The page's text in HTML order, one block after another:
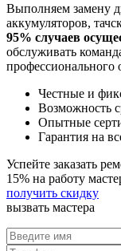
Выполняем замену
аккумуляторов,
95% случаев
обслуживать
профессионального
Честные и
Возможность
Опытные
Гарантия на
Успейте заказать
15% на работу
получить скидку
вызвать мастера